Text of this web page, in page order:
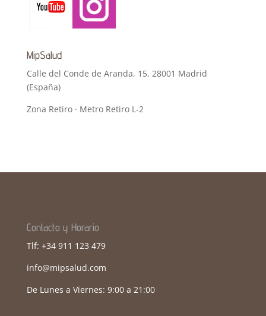
MipSalud
Calle del Conde de Aranda, 15, 28001 Madrid
(España)
Zona Retiro · Metro Retiro L-2
Contacto y Horario
Tlf: +34 911 123 479
info@mipsalud.com
De Lunes a Viernes: 9:00 a 21:00